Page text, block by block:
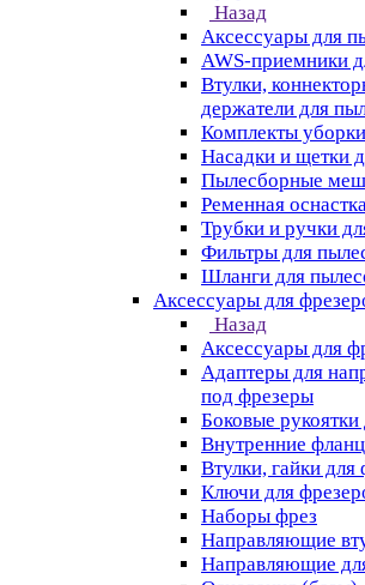
Назад
Аксессуары для
AWS-приемники
Втулки,
держатели для
Комплекты
Насадки и щетки
Пылесборные
Ременная
Трубки и ручки
Фильтры для
Шланги для
Аксессуары для
Назад
Аксессуары для
Адаптеры для
под фрезеры
Боковые
Внутренние
Втулки, гайки для
Ключи для
Наборы фрез
Направляющие
Направляющие